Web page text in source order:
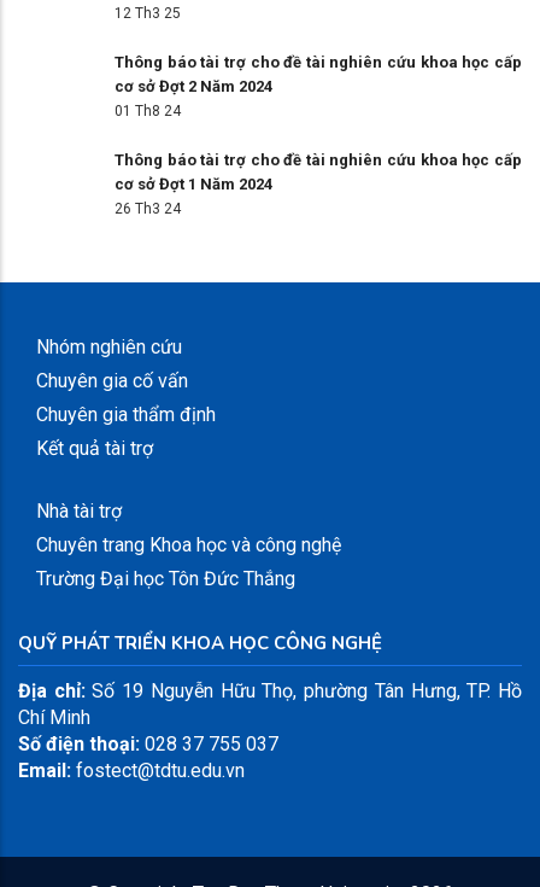
12 Th3 25
Thông báo tài trợ cho đề tài nghiên cứu khoa học cấp
cơ sở Đợt 2 Năm 2024
01 Th8 24
Thông báo tài trợ cho đề tài nghiên cứu khoa học cấp
cơ sở Đợt 1 Năm 2024
26 Th3 24
Nhóm nghiên cứu
Chuyên gia cố vấn
Chuyên gia thẩm định
Kết quả tài trợ
Nhà tài trợ
Chuyên trang Khoa học và công nghệ
Trường Đại học Tôn Đức Thắng
QUỸ PHÁT TRIỂN KHOA HỌC CÔNG NGHỆ
Địa chỉ:Số 19 Nguyễn Hữu Thọ, phường Tân Hưng, TP. Hồ
Chí Minh
Số điện thoại: 028 37 755 037
Email: fostect@tdtu.edu.vn